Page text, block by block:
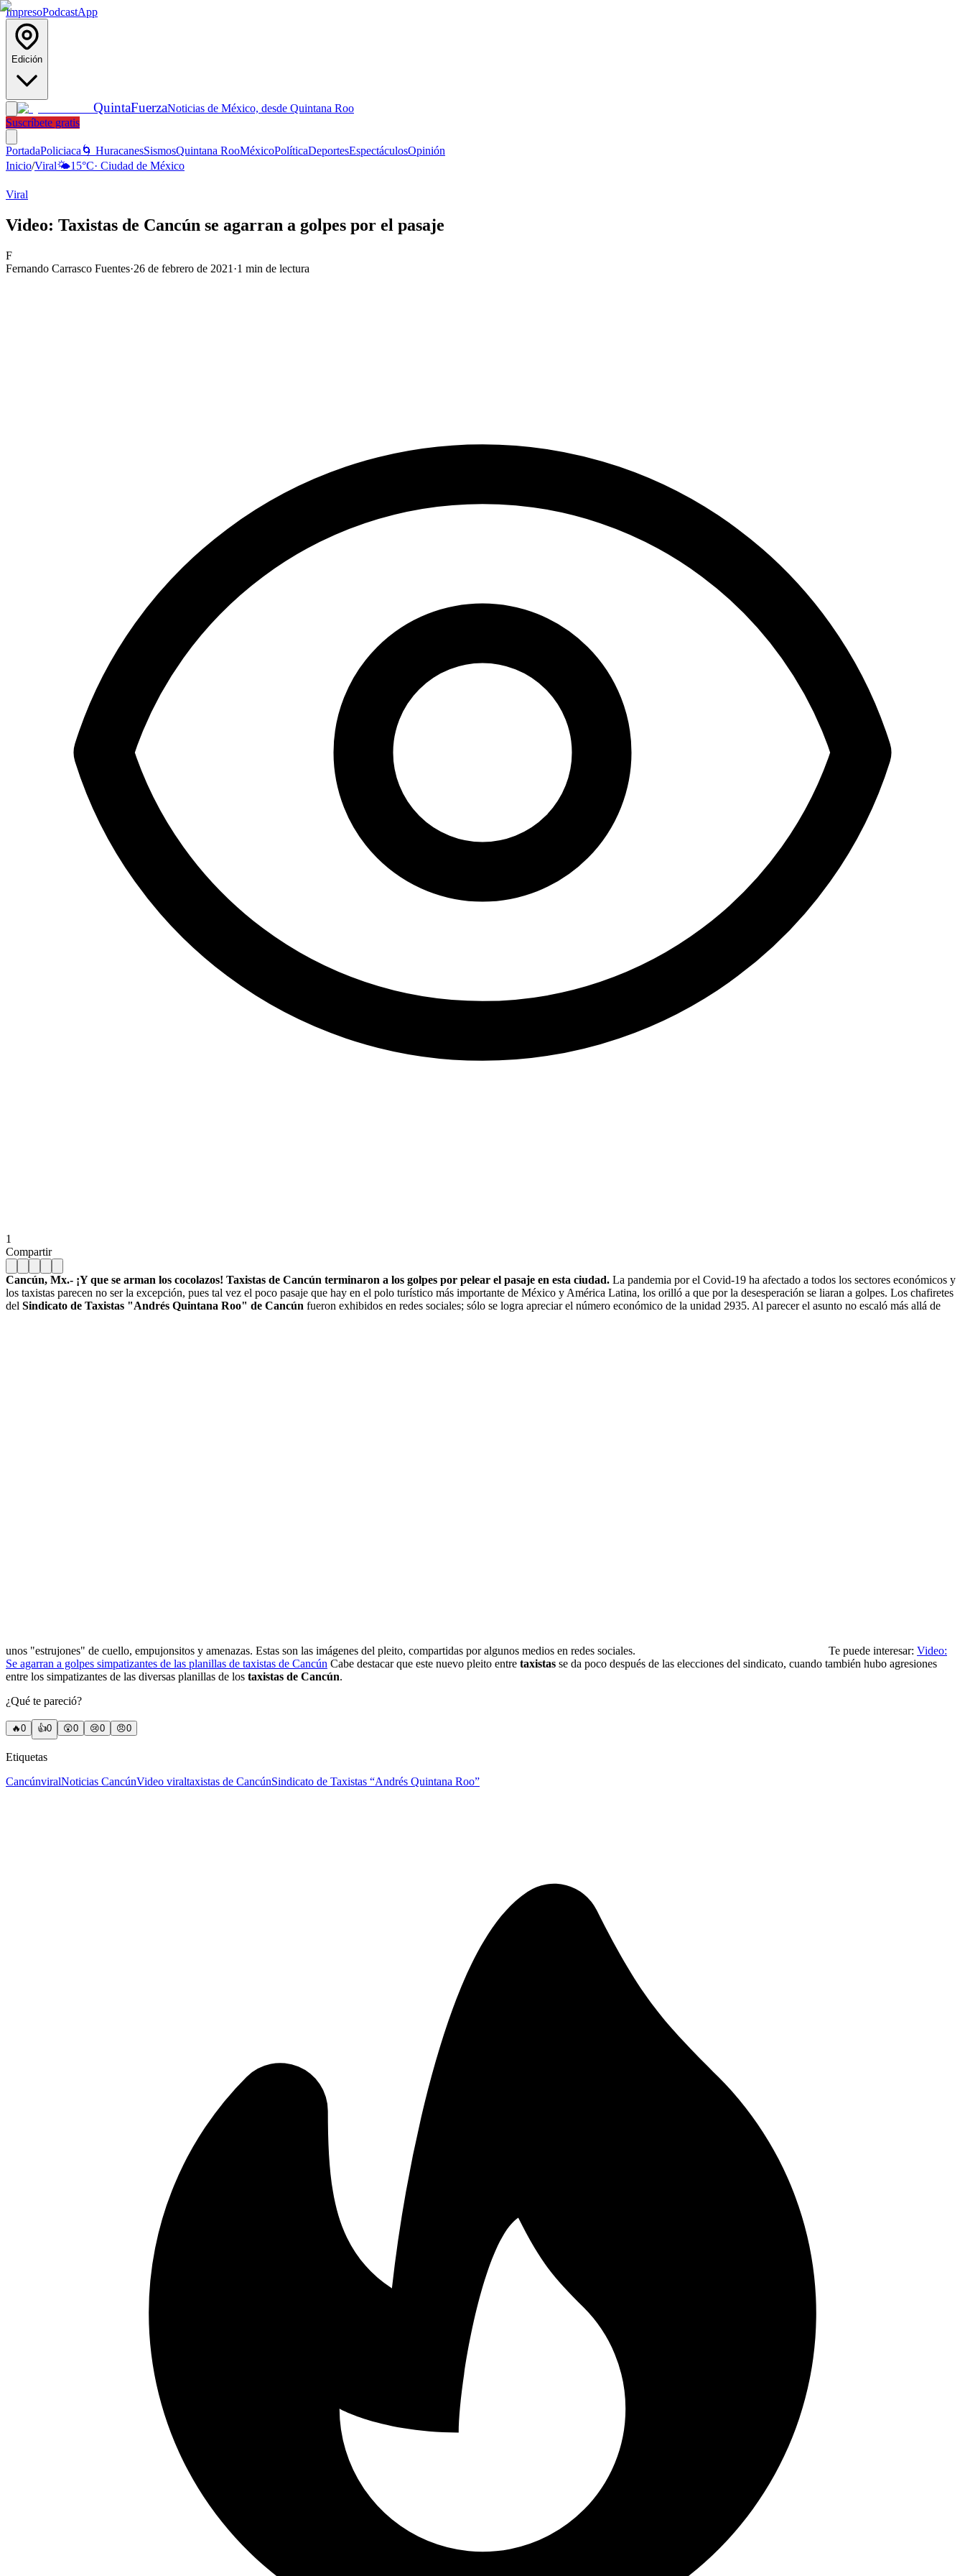
ImpresoPodcastApp
Edición
QuintaFuerzaNoticias de México, desde Quintana Roo
Suscríbete gratis
PortadaPoliciaca 🌀 HuracanesSismosQuintana RooMéxicoPolíticaDeportesEspectáculosOpinión
Inicio/Viral🌤️15°C· Ciudad de México
Viral
Video: Taxistas de Cancún se agarran a golpes por el pasaje
F
Fernando Carrasco Fuentes·26 de febrero de 2021 ·1 min de lectura
1
Compartir
Cancún, Mx.- ¡Y que se arman los cocolazos! Taxistas de Cancún terminaron a los golpes por pelear el pasaje en esta ciudad. La pandemia por el Covid-19 ha afectado a todos los sectores económicos y
los taxistas parecen no ser la excepción, pues tal vez el poco pasaje que hay en el polo turístico más importante de México y América Latina, los orilló a que por la desesperación se liaran a golpes. Los chafiretes
del Sindicato de Taxistas "Andrés Quintana Roo" de Cancún fueron exhibidos en redes sociales; sólo se logra apreciar el número económico de la unidad 2935. Al parecer el asunto no escaló más allá de
unos "estrujones" de cuello, empujonsitos y amenazas. Estas son las imágenes del pleito, compartidas por algunos medios en redes sociales. Te puede interesar: Video:
Se agarran a golpes simpatizantes de las planillas de taxistas de Cancún Cabe destacar que este nuevo pleito entre taxistas se da poco después de las elecciones del sindicato, cuando también hubo agresiones
entre los simpatizantes de las diversas planillas de los taxistas de Cancún.
¿Qué te pareció?
🔥0 👍0 😲0 😢0 😠0
Etiquetas
CancúnviralNoticias CancúnVideo viraltaxistas de CancúnSindicato de Taxistas “Andrés Quintana Roo”